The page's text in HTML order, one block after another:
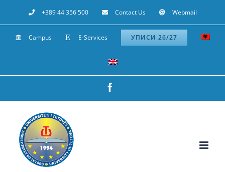
to
content
+389 44 356 500 Contact Us Webmail
Campus E-Services УПИСИ 26/27